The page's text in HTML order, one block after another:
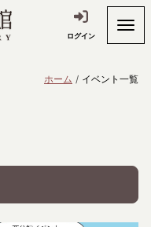
ログイン
ホーム イベント一覧